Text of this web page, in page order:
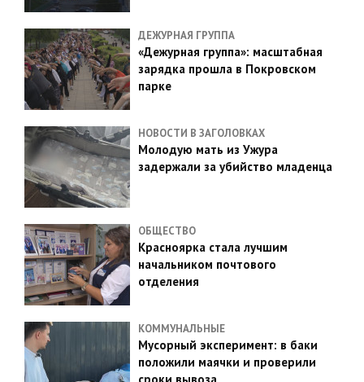
ДЕЖУРНАЯ ГРУППА
«Дежурная группа»: масштабная
зарядка прошла в Покровском
парке
НОВОСТИ В ЗАГОЛОВКАХ
Молодую мать из Ужура
задержали за убийство младенца
ОБЩЕСТВО
Красноярка стала лучшим
начальником почтового
отделения
КОММУНАЛЬНЫЕ
Мусорный эксперимент: в баки
положили маячки и проверили